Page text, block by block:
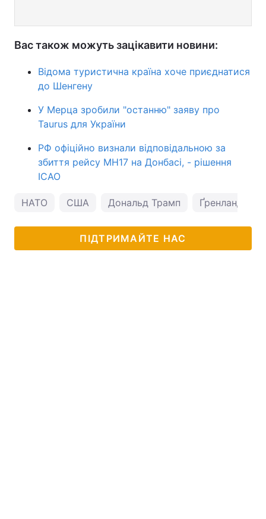
Вас також можуть зацікавити новини:
Відома туристична країна хоче приєднатися
до Шенгену
У Мерца зробили "останню" заяву про
Taurus для України
РФ офіційно визнали відповідальною за
збиття рейсу МН17 на Донбасі, - рішення
ICAO
НАТО США Дональд Трамп Ґренландія
ПІДТРИМАЙТЕ НАС